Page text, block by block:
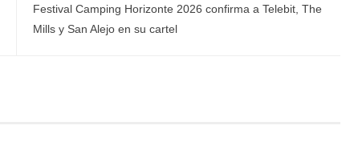
Festival Camping Horizonte 2026 confirma a Telebit, The
Mills y San Alejo en su cartel